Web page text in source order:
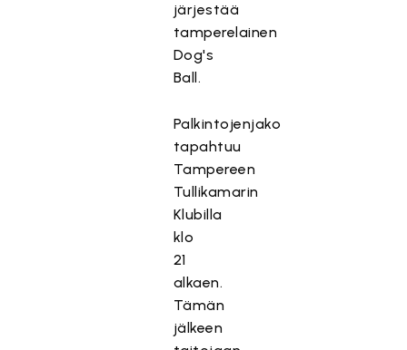
järjestää
tamperelainen
Dog's
Ball.
Palkintojenjako
tapahtuu
Tampereen
Tullikamarin
Klubilla
klo
21
alkaen.
Tämän
jälkeen